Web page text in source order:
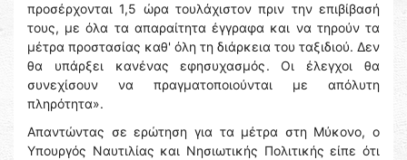
προσέρχονται 1,5 ώρα τουλάχιστον πριν την επιβίβασή
τους, με όλα τα απαραίτητα έγγραφα και να τηρούν τα
μέτρα προστασίας καθ' όλη τη διάρκεια του ταξιδιού. Δεν
θα υπάρξει κανένας εφησυχασμός. Οι έλεγχοι θα
συνεχίσουν να πραγματοποιούνται με απόλυτη
πληρότητα».
Απαντώντας σε ερώτηση για τα μέτρα στη Μύκονο, ο
Υπουργός Ναυτιλίας και Νησιωτικής Πολιτικής είπε ότι